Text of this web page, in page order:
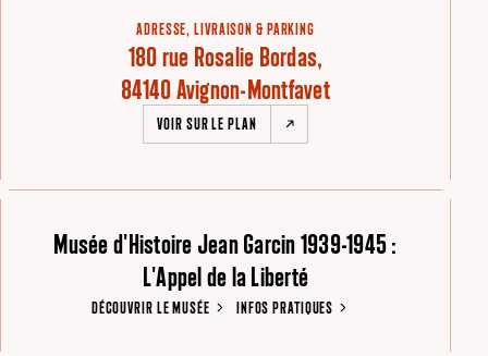
ADRESSE, LIVRAISON & PARKING
180 rue Rosalie Bordas,
84140 Avignon-Montfavet
VOIR SUR LE PLAN
Musée d'Histoire Jean Garcin 1939-1945 :
L'Appel de la Liberté
DÉCOUVRIR LE MUSÉE INFOS PRATIQUES